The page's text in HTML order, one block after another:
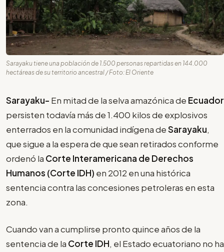
Sarayaku tiene una población de 1.500 personas repartidas en 144.000
hectáreas de su territorio ancestral / Foto: El Oriente
Sarayaku- En mitad de la selva amazónica de Ecuador
persisten todavía más de 1.400 kilos de explosivos
enterrados en la comunidad indígena deSarayaku,
que sigue a la espera de que sean retirados conforme
ordenó la Corte Interamericana de Derechos
Humanos (Corte IDH) en 2012 en una histórica
sentencia contra las concesiones petroleras en esta
zona.
Cuando van a cumplirse pronto quince años de la
sentencia de la Corte IDH, el Estado ecuatoriano no ha